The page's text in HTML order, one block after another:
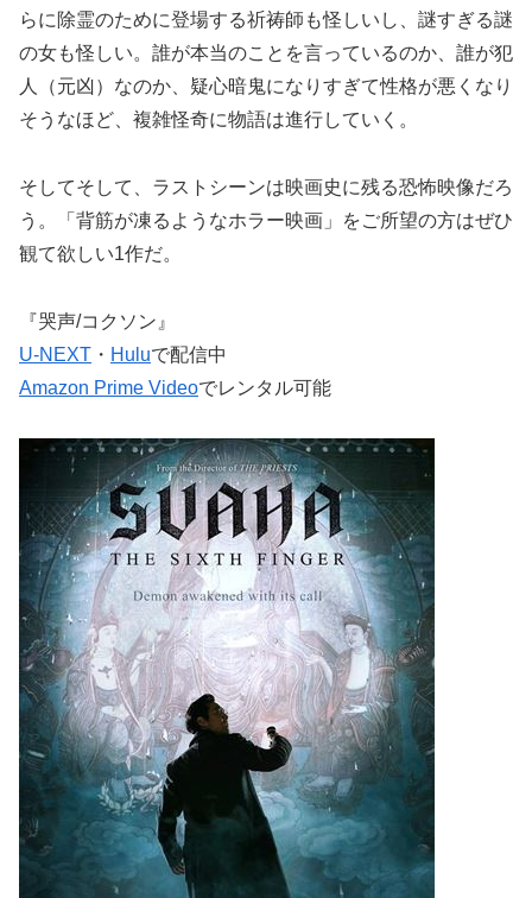
らに除霊のために登場する祈祷師も怪しいし、謎すぎる謎
の女も怪しい。誰が本当のことを言っているのか、誰が犯
人（元凶）なのか、疑心暗鬼になりすぎて性格が悪くなり
そうなほど、複雑怪奇に物語は進行していく。
そしてそして、ラストシーンは映画史に残る恐怖映像だろ
う。「背筋が凍るようなホラー映画」をご所望の方はぜひ
観て欲しい1作だ。
『哭声/コクソン』
U-NEXT ・ Huluで配信中
Amazon Prime Videoでレンタル可能